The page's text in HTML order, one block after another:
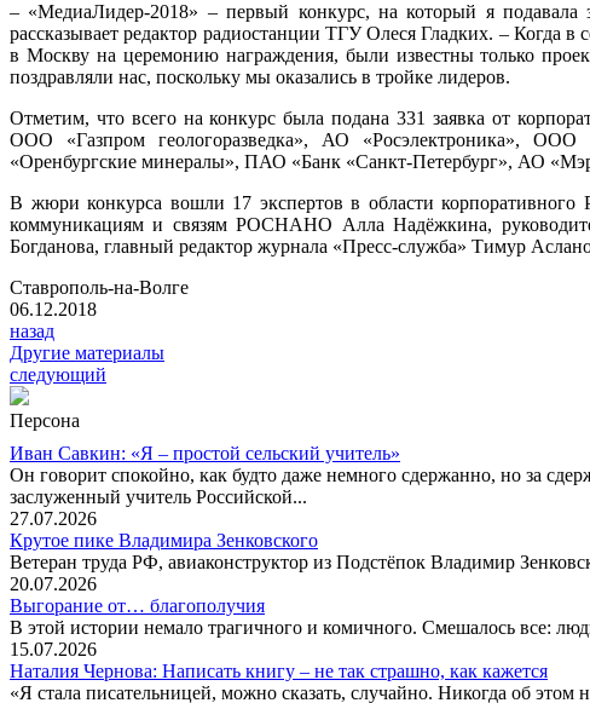
– «МедиаЛидер-2018» – первый конкурс, на который я подавала
рассказывает редактор радиостанции ТГУ Олеся Гладких. – Когда
в Москву на церемонию награждения, были известны только
поздравляли нас, поскольку мы оказались в тройке лидеров.
Отметим, что всего на конкурс была подана 331 заявка от
ООО «Газпром геологоразведка», АО «Росэлектроника»,
«Оренбургские минералы», ПАО «Банк «Санкт-Петербург», АО
В жюри конкурса вошли 17 экспертов в области корпоративного
коммуникациям и связям РОСНАНО Алла Надёжкина,
Богданова, главный редактор журнала «Пресс-служба» Тимур
Ставрополь-на-Волге
06.12.2018
назад
Другие материалы
следующий
Персона
Иван Савкин: «Я – простой сельский учитель»
Он говорит спокойно, как будто даже немного сдержанно, но за
заслуженный учитель Российской...
27.07.2026
Крутое пике Владимира Зенковского
Ветеран труда РФ, авиаконструктор из Подстёпок Владимир
20.07.2026
Выгорание от… благополучия
В этой истории немало трагичного и комичного. Смешалось все:
15.07.2026
Наталия Чернова: Написать книгу – не так страшно, как кажется
«Я стала писательницей, можно сказать, случайно. Никогда об